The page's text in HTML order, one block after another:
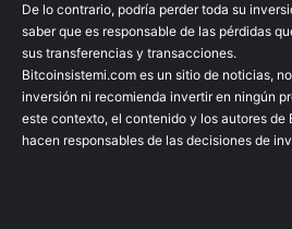
De lo contrario, podría perder toda su
saber que es responsable de las pérdidas
sus transferencias y transacciones.
Bitcoinsistemi.com es un sitio de noticias,
inversión ni recomienda invertir en ningún
este contexto, el contenido y los autores de
hacen responsables de las decisiones de